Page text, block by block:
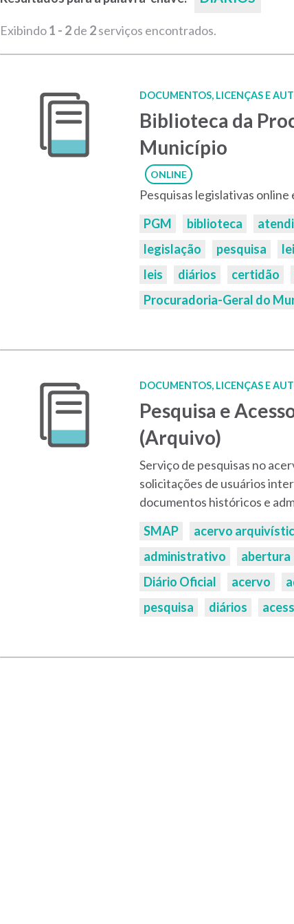
Exibindo1 - 2de 2serviços encontrados.
DOCUMENTOS, LICENÇAS E
Biblioteca da
Município
ONLINE
Pesquisas legislativas
Palavras-
chaves:
PGM biblioteca
legislação
pesquisa
leis
diários certidão
Procuradoria-Geral do
DOCUMENTOS, LICENÇAS E
Pesquisa e
(Arquivo)
Serviço de pesquisas no
solicitações de usuários
documentos históricos e
Palavras-
chaves:
SMAP acervo
administrativo
abertura
Diário Oficial
acervo
pesquisa
diários